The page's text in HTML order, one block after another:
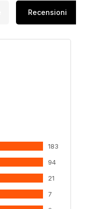
Recensioni
183
94
21
7